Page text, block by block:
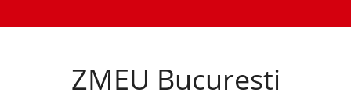
ZMEU Bucuresti